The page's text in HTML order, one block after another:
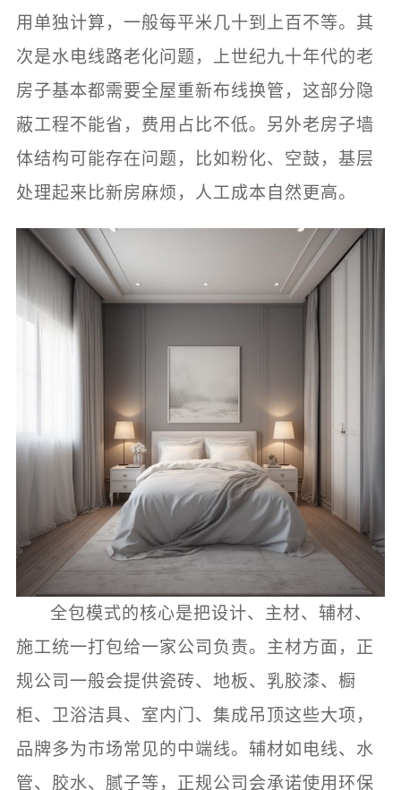
用单独计算，一般每平米几十到上百不等。其
次是水电线路老化问题，上世纪九十年代的老
房子基本都需要全屋重新布线换管，这部分隐
蔽工程不能省，费用占比不低。另外老房子墙
体结构可能存在问题，比如粉化、空鼓，基层
处理起来比新房麻烦，人工成本自然更高。
全包模式的核心是把设计、主材、辅材、
施工统一打包给一家公司负责。主材方面，正
规公司一般会提供瓷砖、地板、乳胶漆、橱
柜、卫浴洁具、室内门、集成吊顶这些大项，
品牌多为市场常见的中端线。辅材如电线、水
管、胶水、腻子等，正规公司会承诺使用环保